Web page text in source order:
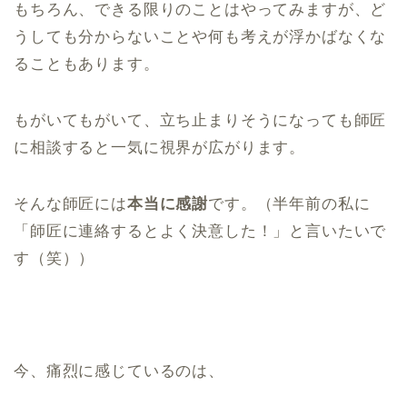
もちろん、できる限りのことはやってみますが、ど
うしても分からないことや何も考えが浮かばなくな
ることもあります。
もがいてもがいて、立ち止まりそうになっても師匠
に相談すると一気に視界が広がります。
そんな師匠には本当に感謝です。（半年前の私に
「師匠に連絡するとよく決意した！」と言いたいで
す（笑））
今、痛烈に感じているのは、